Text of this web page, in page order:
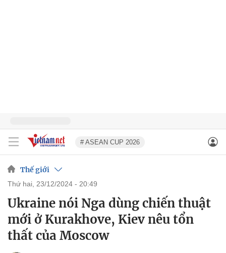
# ASEAN CUP 2026
Thế giới
thứ hai, 23/12/2024 - 20:49
Ukraine nói Nga dùng chiến thuật
mới ở Kurakhove, Kiev nêu tổn
thất của Moscow